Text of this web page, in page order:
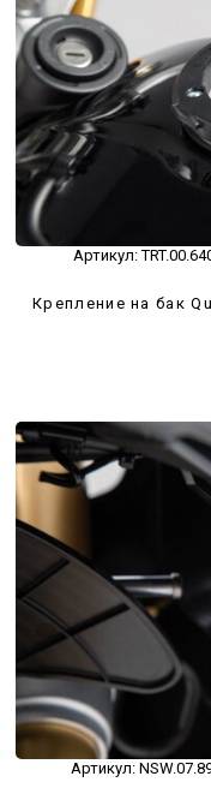
Артикул:
Крепление на бак
Артикул: